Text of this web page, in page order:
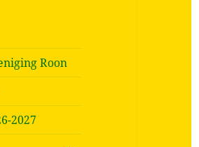
Roon
2027